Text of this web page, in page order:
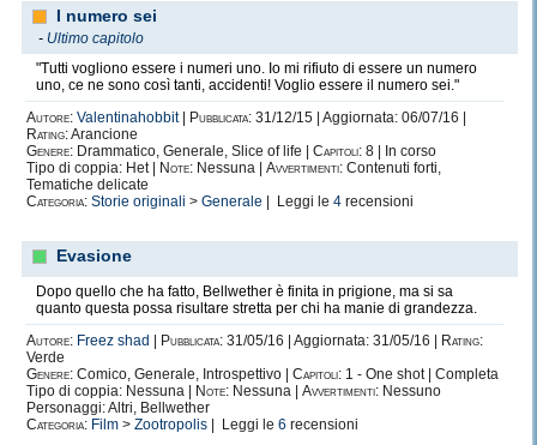
I numero sei
- Ultimo capitolo
"Tutti vogliono essere i numeri uno. Io mi rifiuto di essere un numero
uno, ce ne sono così tanti, accidenti! Voglio essere il numero sei."
Autore: Valentinahobbit| Pubblicata: 31/12/15 | Aggiornata: 06/07/16 |
Rating:Arancione
Genere: Drammatico, Generale, Slice of life | Capitoli: 8 | In corso
Tipo di coppia: Het |
Note: Nessuna | Avvertimenti: Contenuti forti,
Tematiche delicate
Categoria: Storie originali > Generale | Leggi le 4 recensioni
Evasione
Dopo quello che ha fatto, Bellwether è finita in prigione, ma si sa
quanto questa possa risultare stretta per chi ha manie di grandezza.
Autore: Freez shad Pubblicata: 31/05/16 | Aggiornata: 31/05/16 |
Rating:
Verde
Genere: Comico, Generale, Introspettivo | Capitoli: 1 - One shot | Completa
Tipo di coppia: Nessuna |
Note: Nessuna | Avvertimenti: Nessuno
Personaggi: Altri, Bellwether
Categoria: Film > Zootropolis | Leggi le 6 recensioni